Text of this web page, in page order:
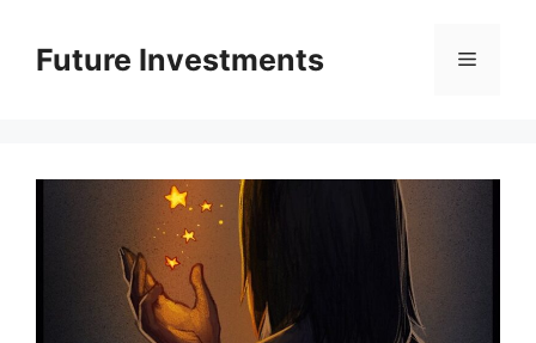
вмістуFuture Investments Меню